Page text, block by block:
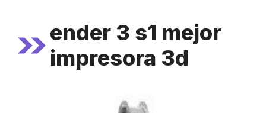
ender 3 s1 mejor
impresora 3d